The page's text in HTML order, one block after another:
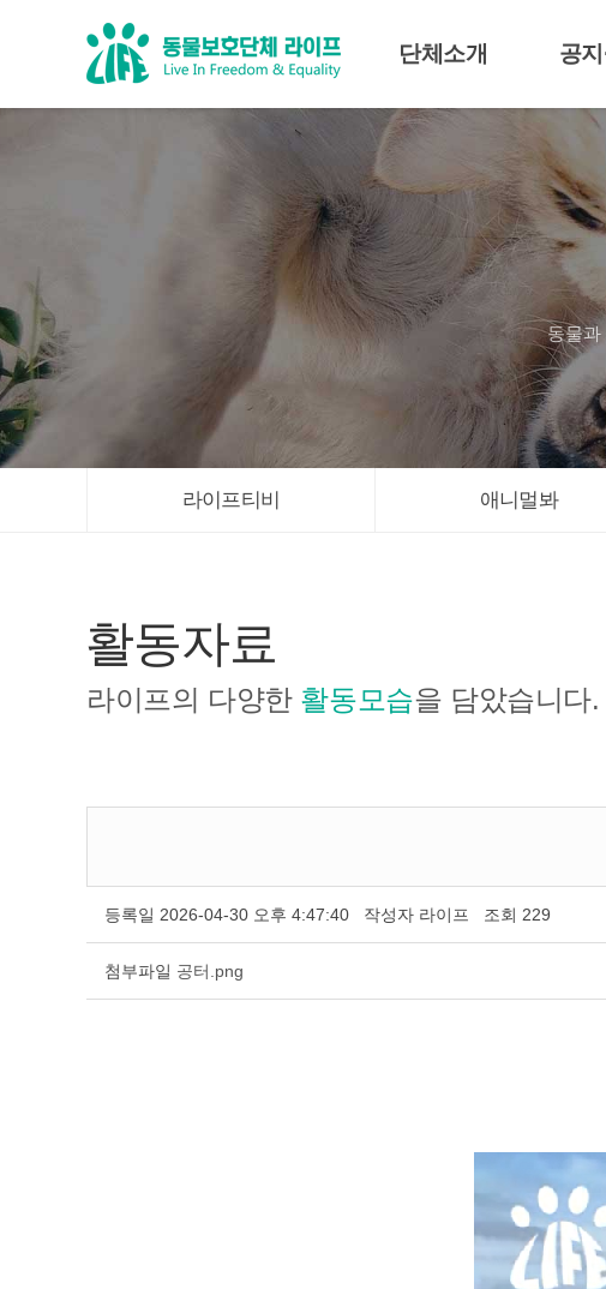
단체소개
미션·비전
대표인사말
임원진
공
공지 및
동물과
라이프티비 애니멀봐
활동자료
라이프의 다양한 활동모습을 담았습니다.
등록일 2026-04-30 오후 4:47:40 작성자 라이프 조회 229
첨부파일 공터.png